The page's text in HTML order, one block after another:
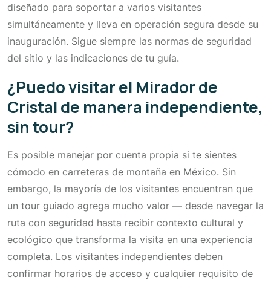
diseñado para soportar a varios visitantes
simultáneamente y lleva en operación segura desde su
inauguración. Sigue siempre las normas de seguridad
del sitio y las indicaciones de tu guía.
¿Puedo visitar el Mirador de
Cristal de manera independiente,
sin tour?
Es posible manejar por cuenta propia si te sientes
cómodo en carreteras de montaña en México. Sin
embargo, la mayoría de los visitantes encuentran que
un tour guiado agrega mucho valor — desde navegar la
ruta con seguridad hasta recibir contexto cultural y
ecológico que transforma la visita en una experiencia
completa. Los visitantes independientes deben
confirmar horarios de acceso y cualquier requisito de